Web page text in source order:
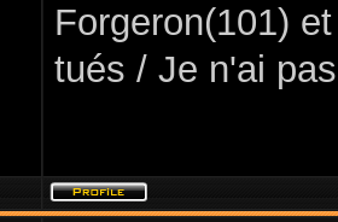
Forgeron(101)
tués / Je n'ai